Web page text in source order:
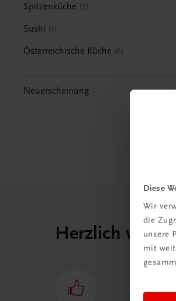
Diese
Wir
die
unsere
mit
Spitzenküche 3
Sushi 1
Österreichische Küche 6
Neuerscheinung
Herzlich